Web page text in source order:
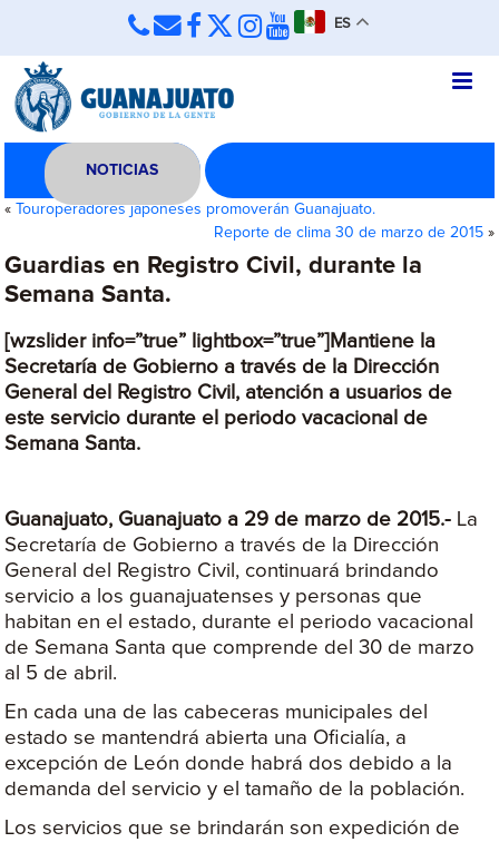
ES
NOTICIAS
«
Touroperadores japoneses promoverán Guanajuato.
Reporte de clima 30 de marzo de 2015»
Guardias en Registro Civil, durante la
Semana Santa.
[wzslider info=”true” lightbox=”true”]Mantiene la
Secretaría de Gobierno a través de la Dirección
General del Registro Civil, atención a usuarios de
este servicio durante el periodo vacacional de
Semana Santa.
Guanajuato, Guanajuato a 29 de marzo de 2015.- La
Secretaría de Gobierno a través de la Dirección
General del Registro Civil, continuará brindando
servicio a los guanajuatenses y personas que
habitan en el estado, durante el periodo vacacional
de Semana Santa que comprende del 30 de marzo
al 5 de abril.
En cada una de las cabeceras municipales del
estado se mantendrá abierta una Oficialía, a
excepción de León donde habrá dos debido a la
demanda del servicio y el tamaño de la población.
Los servicios que se brindarán son expedición de